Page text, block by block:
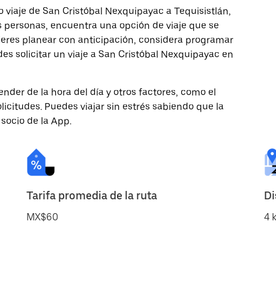
de San Cristóbal Nexquipayac a Tequisistlán,
encuentra una opción de viaje que se
planear con anticipación, considera programar
solicitar un viaje a San Cristóbal Nexquipayac en
de la hora del día y otros factores, como el
Puedes viajar sin estrés sabiendo que la
de la App.
Tarifa promedia de la ruta
MX$60 4